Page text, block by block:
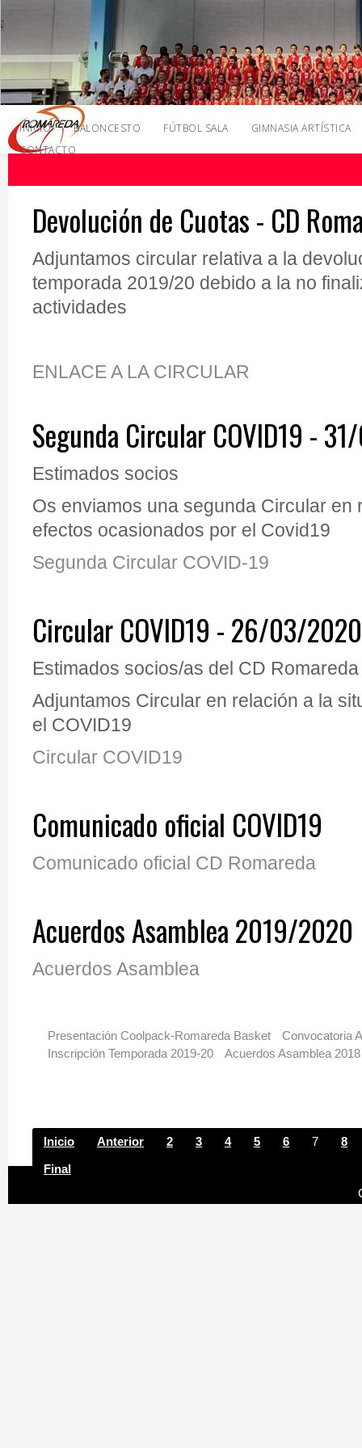
INICIO BALONCESTO FÚTBOL SALA
GIMNASIA ARTÍSTICA
CONTACTO
Devolución de Cuotas - CD
Adjuntamos circular relativa a la
temporada 2019/20 debido a la no
actividades
ENLACE A LA CIRCULAR
Segunda Circular COVID19 -
Estimados socios
Os enviamos una segunda Circular en
efectos ocasionados por el Covid19
Segunda Circular COVID-19
Circular COVID19 - 26/03/2020
Estimados socios/as del CD Romareda
Adjuntamos Circular en relación a la
el COVID19
Circular COVID19
Comunicado oficial COVID19
Comunicado oficial CD Romareda
Acuerdos Asamblea 2019/2020
Acuerdos Asamblea
Presentación Coolpack-Romareda Basket
Convocatoria
Inscripción Temporada 2019-20
Acuerdos Asamblea 2018
Inicio Anterior 2 3 4 5 6 7
8
Final